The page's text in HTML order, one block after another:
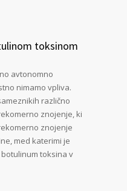
toksinom
avtonomno
nimamo vpliva.
različno
znojenje, ki
znojenje
med katerimi je
toksina v